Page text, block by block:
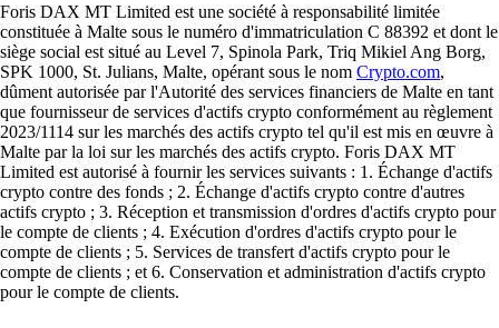
Foris DAX MT Limited est une société à responsabilité limitée
constituée à Malte sous le numéro d'immatriculation C 88392 et dont le
siège social est situé au Level 7, Spinola Park, Triq Mikiel Ang Borg,
SPK 1000, St. Julians, Malte, opérant sous le nom Crypto.com,
dûment autorisée par l'Autorité des services financiers de Malte en tant
que fournisseur de services d'actifs crypto conformément au règlement
2023/1114 sur les marchés des actifs crypto tel qu'il est mis en œuvre à
Malte par la loi sur les marchés des actifs crypto. Foris DAX MT
Limited est autorisé à fournir les services suivants : 1. Échange d'actifs
crypto contre des fonds ; 2. Échange d'actifs crypto contre d'autres
actifs crypto ; 3. Réception et transmission d'ordres d'actifs crypto pour
le compte de clients ; 4. Exécution d'ordres d'actifs crypto pour le
compte de clients ; 5. Services de transfert d'actifs crypto pour le
compte de clients ; et 6. Conservation et administration d'actifs crypto
pour le compte de clients.